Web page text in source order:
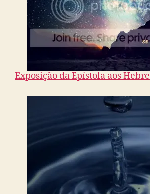
Exposição da Epístola aos